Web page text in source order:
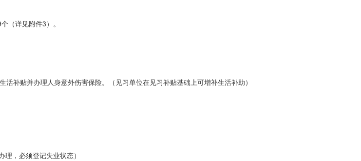
（详见附件3）。
补贴并办理人身意外伤害保险。（见习单位在见习补贴基础上可增补生活补助）
，必须登记失业状态）